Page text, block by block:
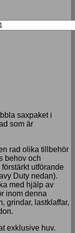
saxpaket i
som är
rad olika tillbehör
behov och
utförande
Duty nedan).
med hjälp av
inom denna
grindar, lastklaffar,
exklusive huv.